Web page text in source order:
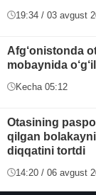
19:34 / 03 avgust
Afg‘onistonda
mobaynida
Kecha 05:12
Otasining
qilgan
diqqatini tortdi
14:20 / 06 avgust